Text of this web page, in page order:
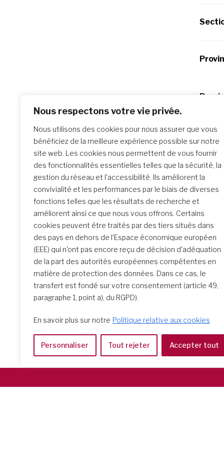
Nous respectons votre vie privée.
Nous utilisons des cookies pour nous assurer que vous
bénéficiez de la meilleure expérience possible sur notre
site web. Les cookies nous permettent de vous fournir
des fonctionnalités essentielles telles que la sécurité, la
gestion du réseau et l'accessibilité. Ils améliorent la
convivialité et les performances par le biais de diverses
fonctions telles que les résultats de recherche et
améliorent ainsi ce que nous vous offrons. Certains
cookies peuvent être traités par des tiers situés dans
des pays en dehors de l'Espace économique européen
(EEE) qui n'ont pas encore reçu de décision d'adéquation
de la part des autorités européennes compétentes en
matière de protection des données. Dans ce cas, le
transfert est fondé sur votre consentement (article 49,
paragraphe 1, point a), du RGPD).
En savoir plus sur notre Politique relative aux cookies
Personnaliser Tout rejeter Accepter tout
Similar Posts
La rencontre de Formation
initiale : un parcours
transformateur